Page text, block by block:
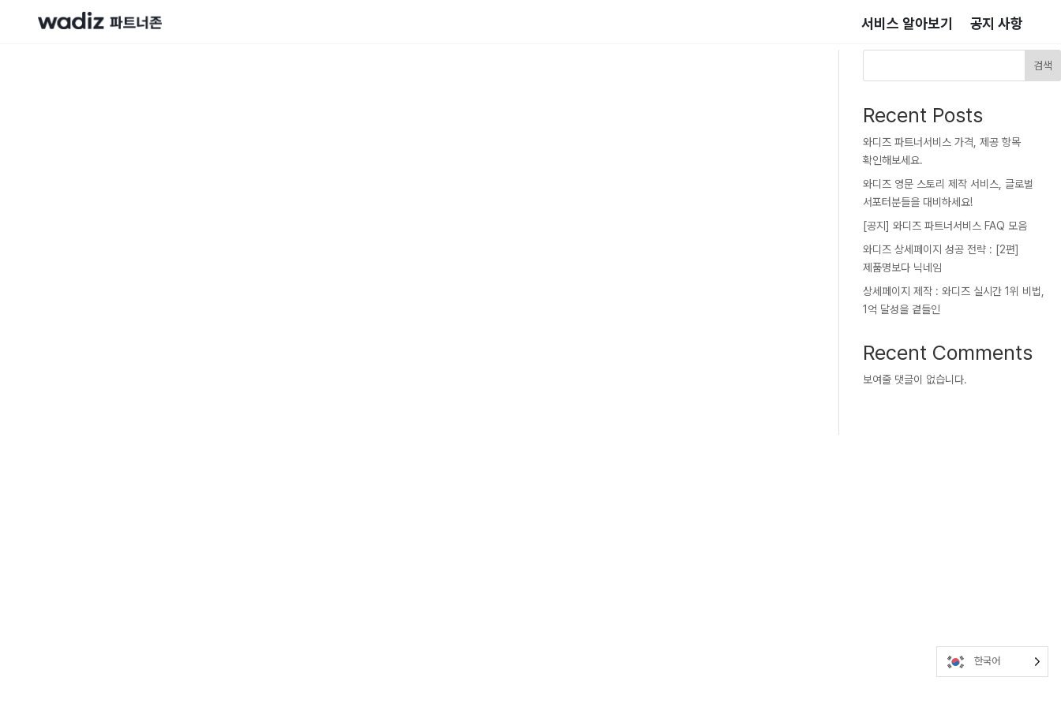
서비스 알아보기 공지 사항
검색
Recent Posts
와디즈 파트너서비스 가격, 제공 항목
확인해보세요.
와디즈 영문 스토리 제작 서비스, 글로벌
서포터분들을 대비하세요!
[공지] 와디즈 파트너서비스 FAQ 모음
와디즈 상세페이지 성공 전략 : [2편]
제품명보다 닉네임
상세페이지 제작 : 와디즈 실시간 1위 비법,
1억 달성을 곁들인
Recent Comments
보여줄 댓글이 없습니다.
한국어